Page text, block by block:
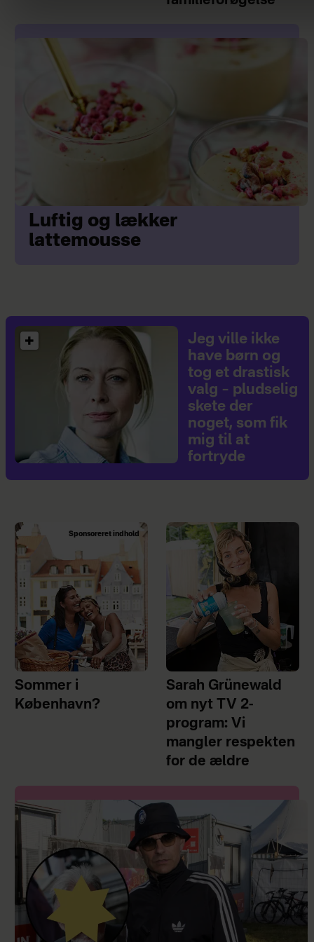
Luftig og lækker
lattemousse
Jeg ville ikke
have børn og
tog et drastisk
valg – pludselig
skete der
noget, som fik
mig til at
fortryde
Sponsoreret indhold
Sommer i
København?
Sarah Grünewald
om nyt TV 2-
program: Vi
mangler respekten
for de ældre